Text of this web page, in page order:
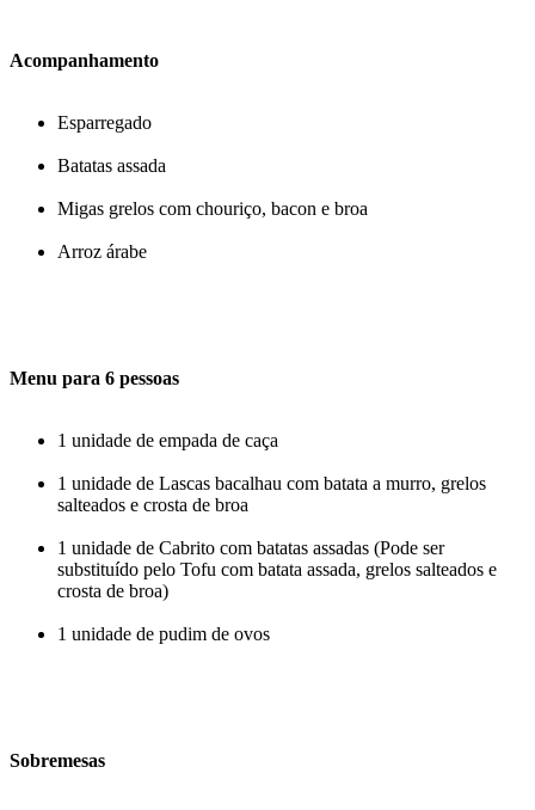
Acompanhamento
Esparregado
Batatas assada
Migas grelos com chouriço, bacon e broa
Arroz árabe
Menu para 6 pessoas
1 unidade de empada de caça
1 unidade de Lascas bacalhau com batata a murro, grelos
salteados e crosta de broa
1 unidade de Cabrito com batatas assadas (Pode ser
substituído pelo Tofu com batata assada, grelos salteados e
crosta de broa)
1 unidade de pudim de ovos
Sobremesas